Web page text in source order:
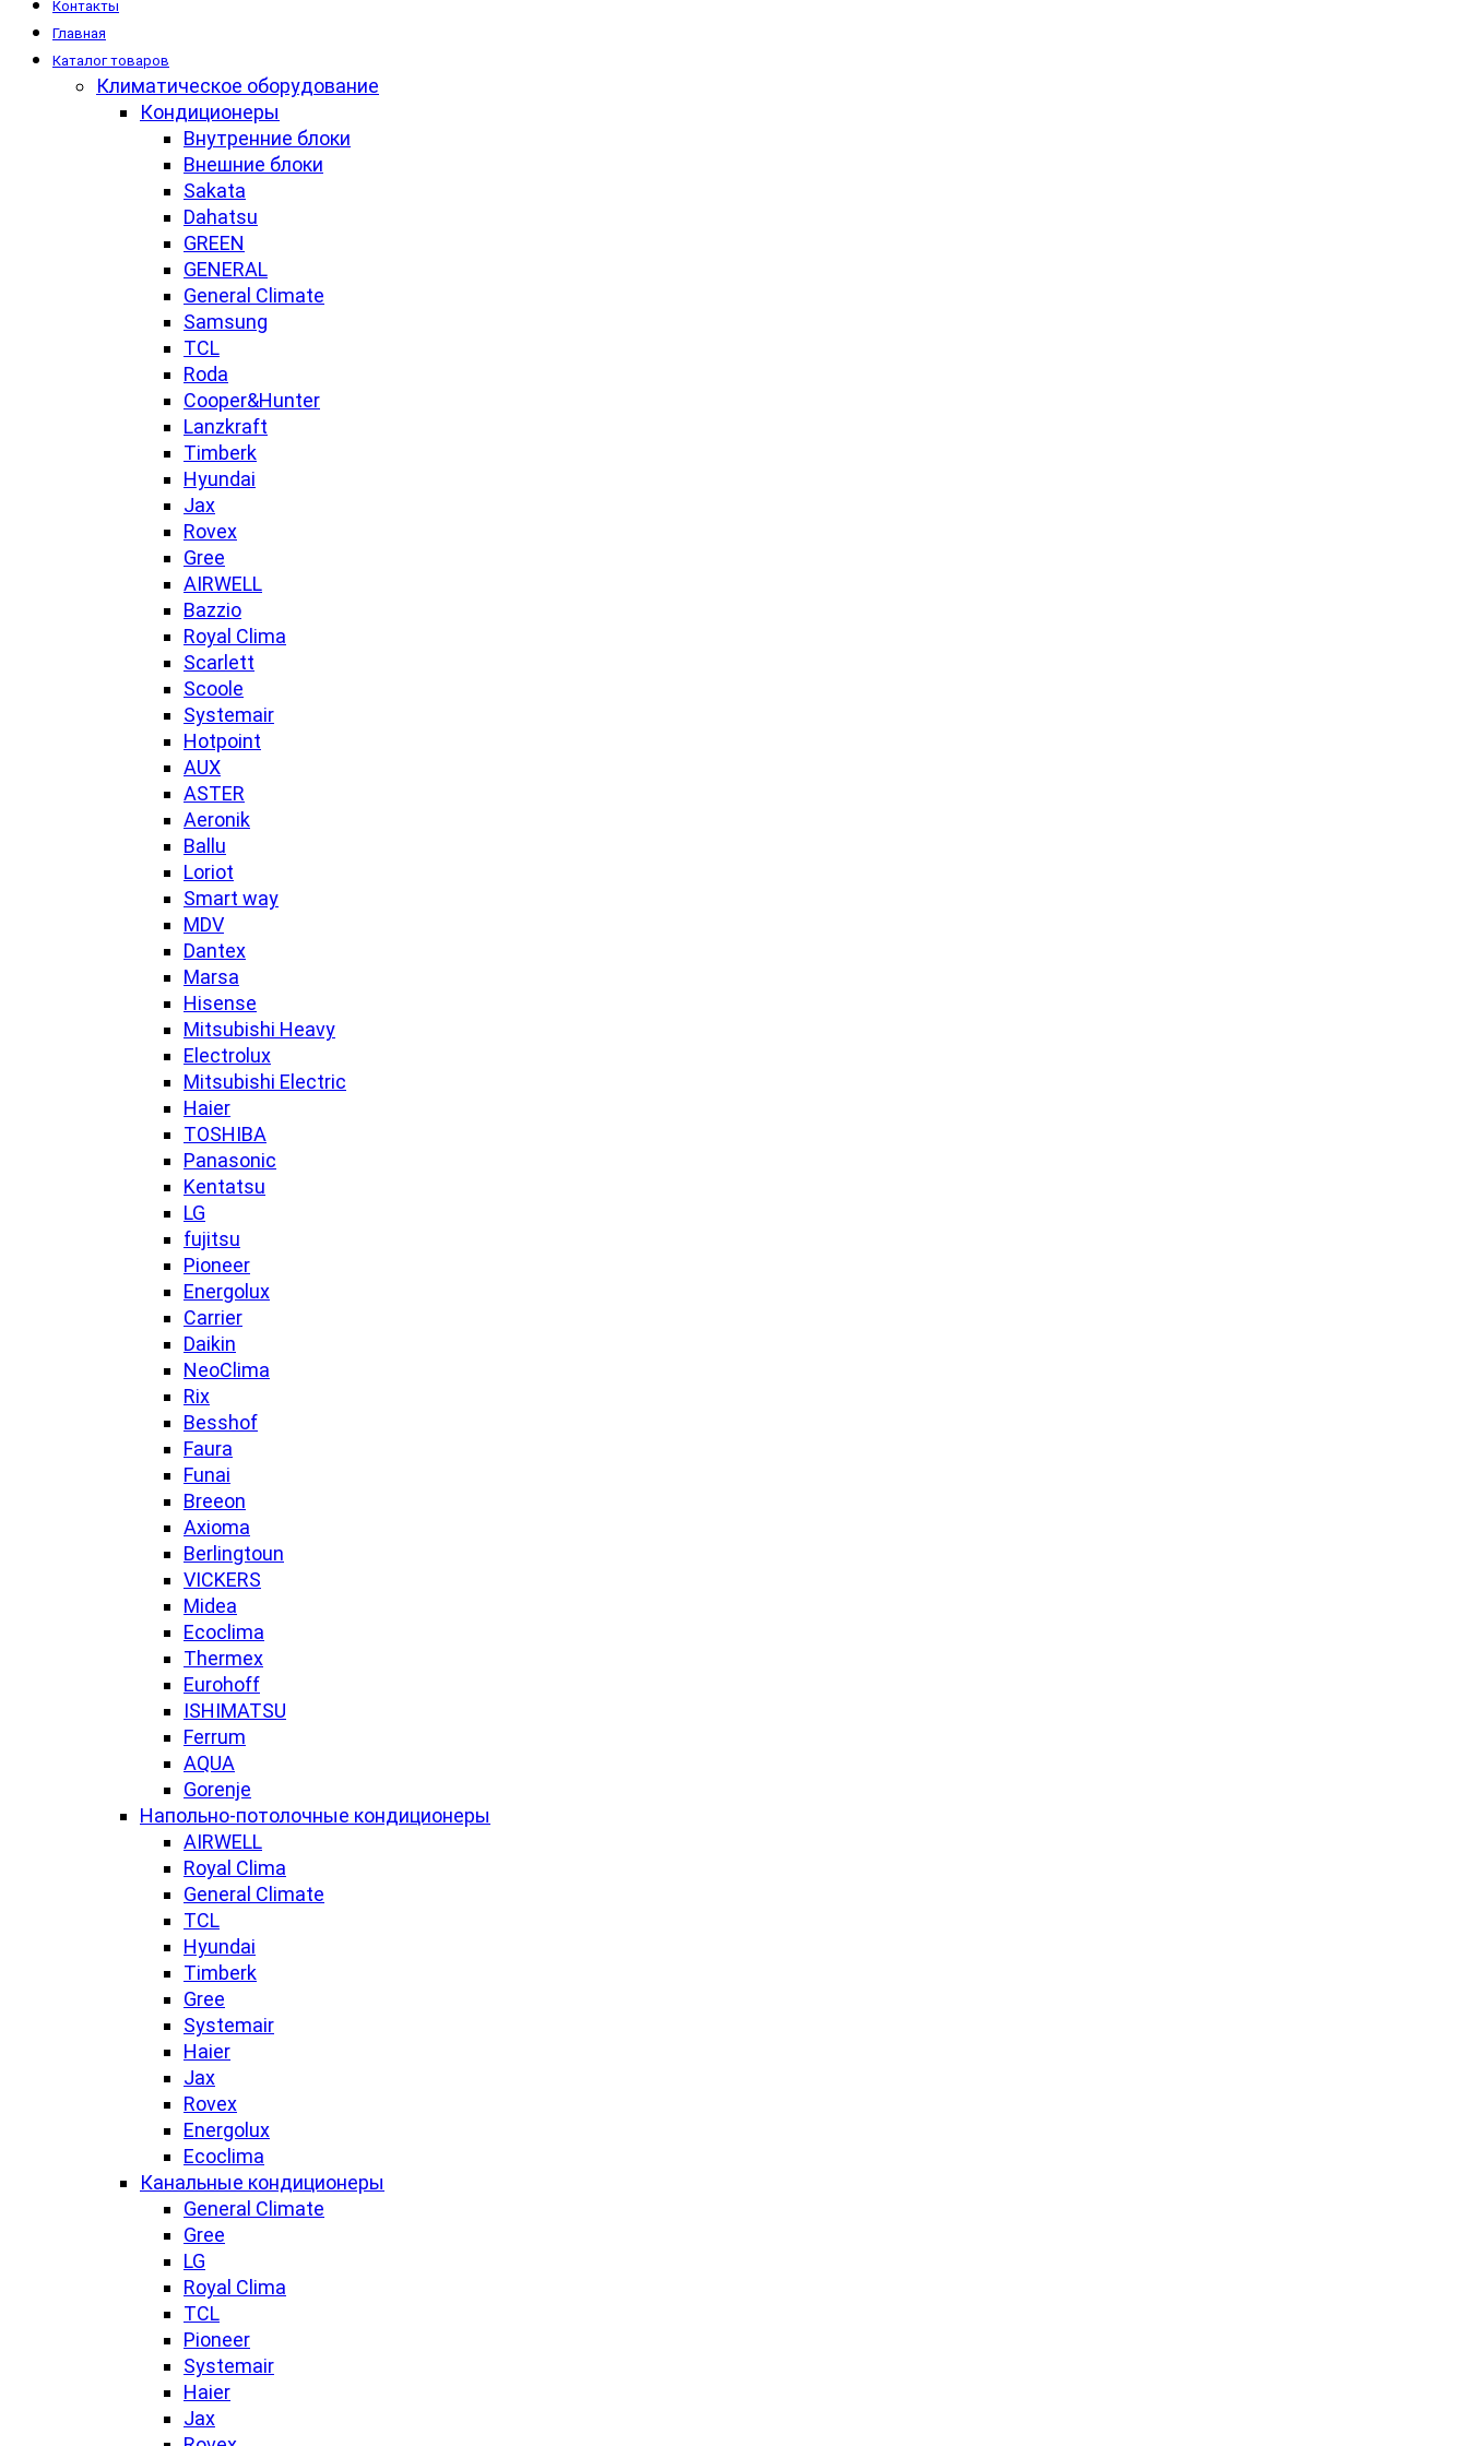
Контакты
Главная
Каталог товаров
Климатическое оборудование
Кондиционеры
Внутренние блоки
Внешние блоки
Sakata
Dahatsu
GREEN
GENERAL
General Climate
Samsung
TCL
Roda
Cooper&Hunter
Lanzkraft
Timberk
Hyundai
Jax
Rovex
Gree
AIRWELL
Bazzio
Royal Clima
Scarlett
Scoole
Systemair
Hotpoint
AUX
ASTER
Aeronik
Ballu
Loriot
Smart way
MDV
Dantex
Marsa
Hisense
Mitsubishi Heavy
Electrolux
Mitsubishi Electric
Haier
TOSHIBA
Panasonic
Kentatsu
LG
fujitsu
Pioneer
Energolux
Carrier
Daikin
NeoClima
Rix
Besshof
Faura
Funai
Breeon
Axioma
Berlingtoun
VICKERS
Midea
Ecoclima
Thermex
Eurohoff
ISHIMATSU
Ferrum
AQUA
Gorenje
Напольно-потолочные кондиционеры
AIRWELL
Royal Clima
General Climate
TCL
Hyundai
Timberk
Gree
Systemair
Haier
Jax
Rovex
Energolux
Ecoclima
Канальные кондиционеры
General Climate
Gree
LG
Royal Clima
TCL
Pioneer
Systemair
Haier
Jax